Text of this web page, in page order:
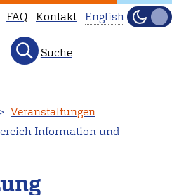
FAQ Kontakt
available
English
Hell
Suche
Veranstaltungen
Information und